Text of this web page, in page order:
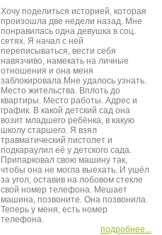
Хочу поделиться историей, которая
произошла две недели назад. Мне
понравилась одна девушка в соц.
сетях. Я начал с ней
переписываться, вести себя
навязчиво, намекать на личные
отношения и она меня
заблокировала.Мне удалось узнать.
Место жительства. Вплоть до
квартиры. Место работы. Адрес и
график. В какой детский сад она
возит младшего ребёнка, в какую
школу старшего. Я взял
травматический пистолет и
подкараулил её у детского сада.
Припарковал свою машину так,
чтобы она не могла выехать. И ушёл
за угол, оставив на лобовом стекле
свой номер телефона. Мешает
машина, позвоните. Она позвонила.
Теперь у меня, есть номер
телефона.
подробнее...